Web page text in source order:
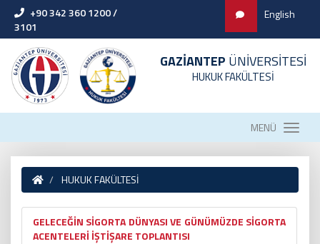
+90 342 360 1200 /
3101
English
GAZİANTEP ÜNİVERSİTESİ
HUKUK FAKÜLTESİ
MENÜ
HUKUK FAKÜLTESİ
GELECEĞİN SİGORTA DÜNYASI VE GÜNÜMÜZDE SİGORTA
ACENTELERİ İŞTİŞARE TOPLANTISI